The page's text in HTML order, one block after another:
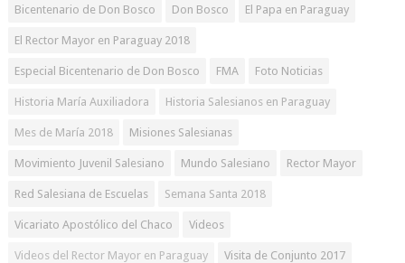
Bicentenario de Don Bosco Don Bosco El Papa en Paraguay
El Rector Mayor en Paraguay 2018
Especial Bicentenario de Don Bosco FMA Foto Noticias
Historia María Auxiliadora Historia Salesianos en Paraguay
Mes de María 2018 Misiones Salesianas
Movimiento Juvenil Salesiano Mundo Salesiano Rector Mayor
Red Salesiana de Escuelas Semana Santa 2018
Vicariato Apostólico del Chaco Videos
Videos del Rector Mayor en Paraguay Visita de Conjunto 2017